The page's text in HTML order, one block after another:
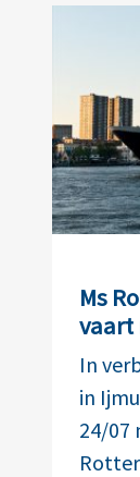
Ms
vaart
In
in
24/07